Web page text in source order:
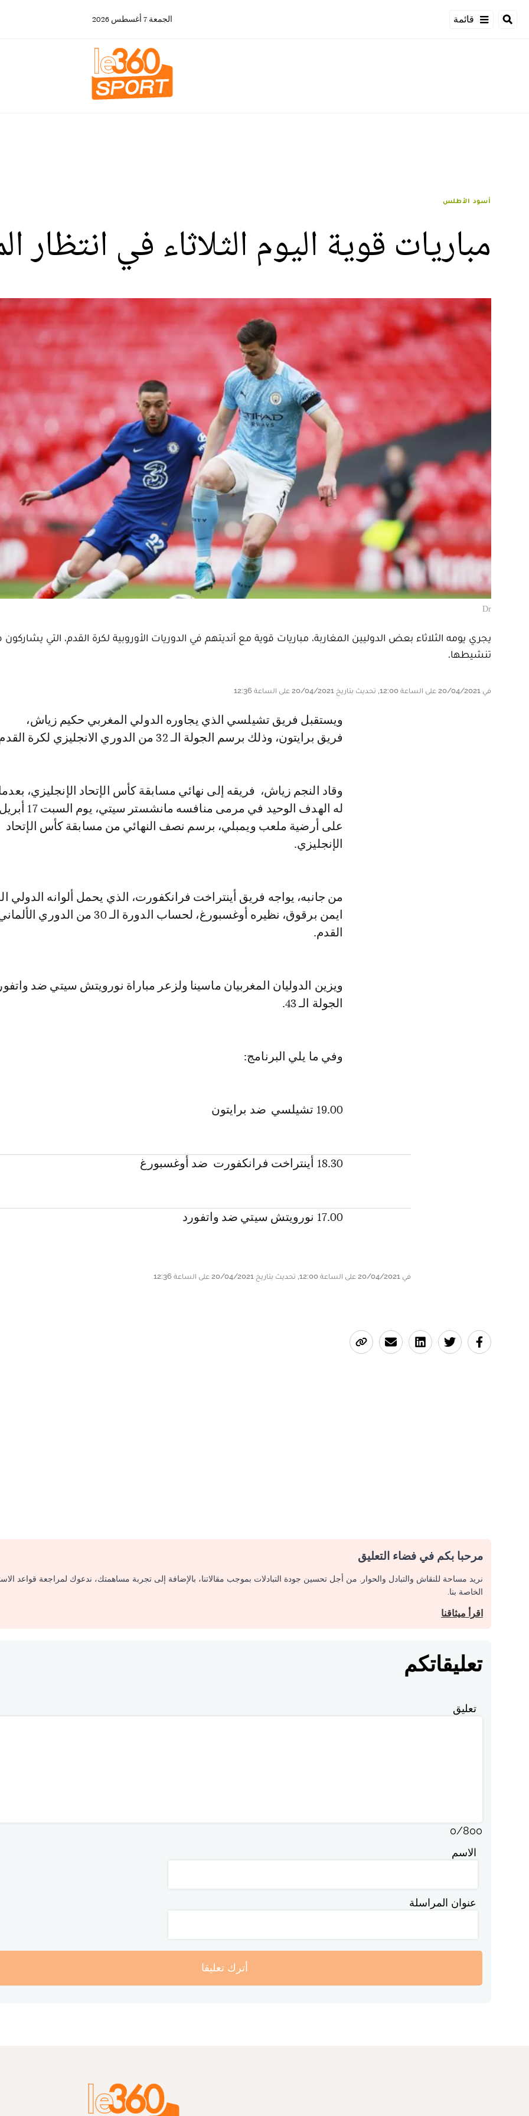
قائمة الجمعة 7 أغسطس 2026
أسود الأطلس
مباريات قوية اليوم الثلاثاء في انتظار
Dr
يجري يومه الثلاثاء بعض الدوليين المغاربة، مباريات قوية مع أنديتهم في الدوريات الأوروبية لكرة القدم، التي
تنشيطها.
في 20/04/2021 على الساعة 12:00, تحديث بتاريخ 20/04/2021 على الساعة 12:36
ويستقبل فريق تشيلسي الذي يجاوره الدولي المغربي حكيم زياش،
فريق برايتون، وذلك برسم الجولة الـ 32 من الدوري الانجليزي لكرة القدم.
وقاد النجم زياش، فريقه إلى نهائي مسابقة كأس الإتحاد الإنجليزي،
على أرضية ملعب ويمبلي، برسم نصف النهائي من مسابقة كأس الإتحاد
الإنجليزي.
من جانبه، يواجه فريق أينتراخت فرانكفورت، الذي يحمل ألوانه الدولي
ايمن برقوق، نظيره أوغسبورغ، لحساب الدورة الـ 30 من
القدم.
ويزين الدوليان المغربيان ماسينا ولزعر مباراة نورويتش سيتي ضد
الجولة الـ 43.
وفي ما يلي البرنامج:
19.00 تشيلسي ضد برايتون
18.30 أينتراخت فرانكفورت ضد أوغسبورغ
17.00 نورويتش سيتي ضد واتفورد
في 20/04/2021 على الساعة 12:00, تحديث بتاريخ 20/04/2021 على الساعة 12:36
مرحبا بكم في فضاء التعليق
نريد مساحة للنقاش والتبادل والحوار. من أجل تحسين جودة التبادلات بموجب مقالاتنا، بالإضافة إلى تجربة مساهمتك، ندعوك لمراجعة قواعد
الخاصة بنا.
اقرأ ميثاقنا
تعليقاتكم
تعليق
0/800
الاسم
عنوان المراسلة
أترك تعليقا